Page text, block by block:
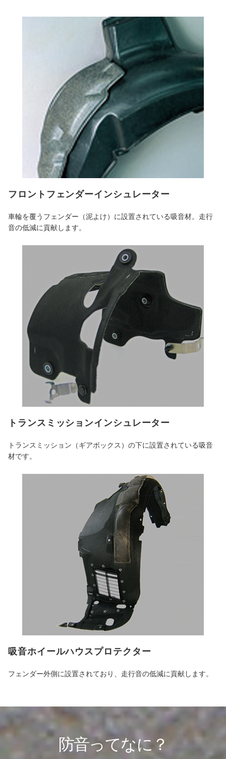
フロントフェンダーインシュレーター
車輪を覆うフェンダー（泥よけ）に設置されている吸音材。走行
音の低減に貢献します。
トランスミッションインシュレーター
トランスミッション（ギアボックス）の下に設置されている吸音
材です。
吸音ホイールハウスプロテクター
フェンダー外側に設置されており、走行音の低減に貢献します。
防音ってなに？